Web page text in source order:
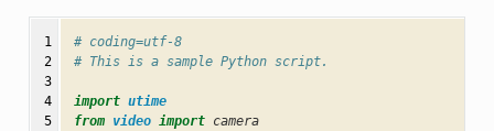
1
2
3
4
5
# coding=utf-8
# This is a sample Python script.
import utime
from video import camera